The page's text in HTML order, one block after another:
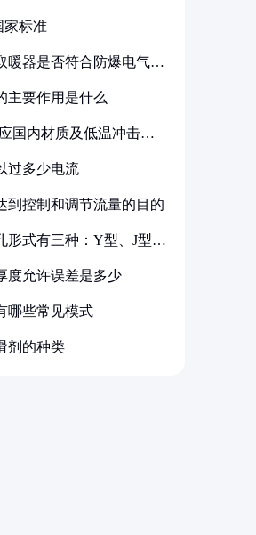
家标准
暖器是否符合防爆电气设
主要作用是什么
国内材质及低温冲击要
过多少电流
到控制和调节流量的目的
形式有三种：Y型、J型、
度允许误差是多少
哪些常见模式
剂的种类